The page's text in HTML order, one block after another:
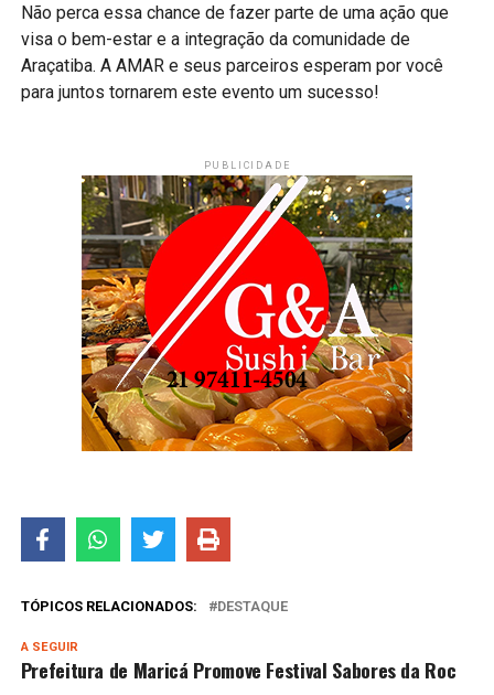
Não perca essa chance de fazer parte de uma ação que
visa o bem-estar e a integração da comunidade de
Araçatiba. A AMAR e seus parceiros esperam por você
para juntos tornarem este evento um sucesso!
PUBLICIDADE
TÓPICOS RELACIONADOS: DESTAQUE
A SEGUIR
Prefeitura de Maricá Promove Festival Sabores da Roc